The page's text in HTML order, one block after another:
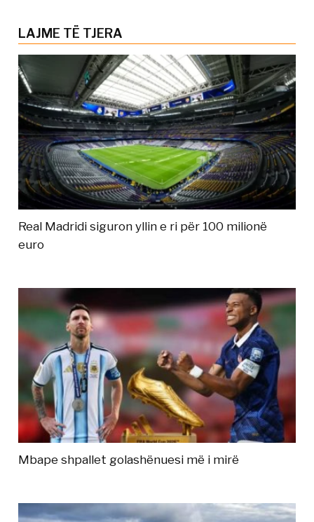
LAJME TË TJERA
Real Madridi siguron yllin e ri për 100 milionë
euro
Mbape shpallet golashënuesi më i mirë